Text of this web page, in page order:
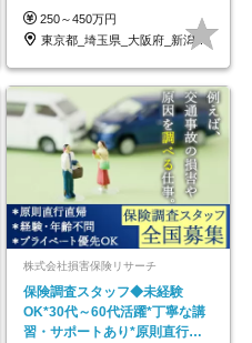
なし
250～450万円
東京都_埼玉県_大阪府_新潟県_福岡県
株式会社損害保険リサーチ
保険調査スタッフ◆未経験
OK*30代～60代活躍*丁寧な講
習・サポートあり*原則直行直